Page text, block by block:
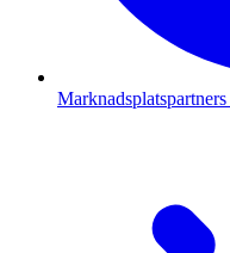
Marknadsplatspartners